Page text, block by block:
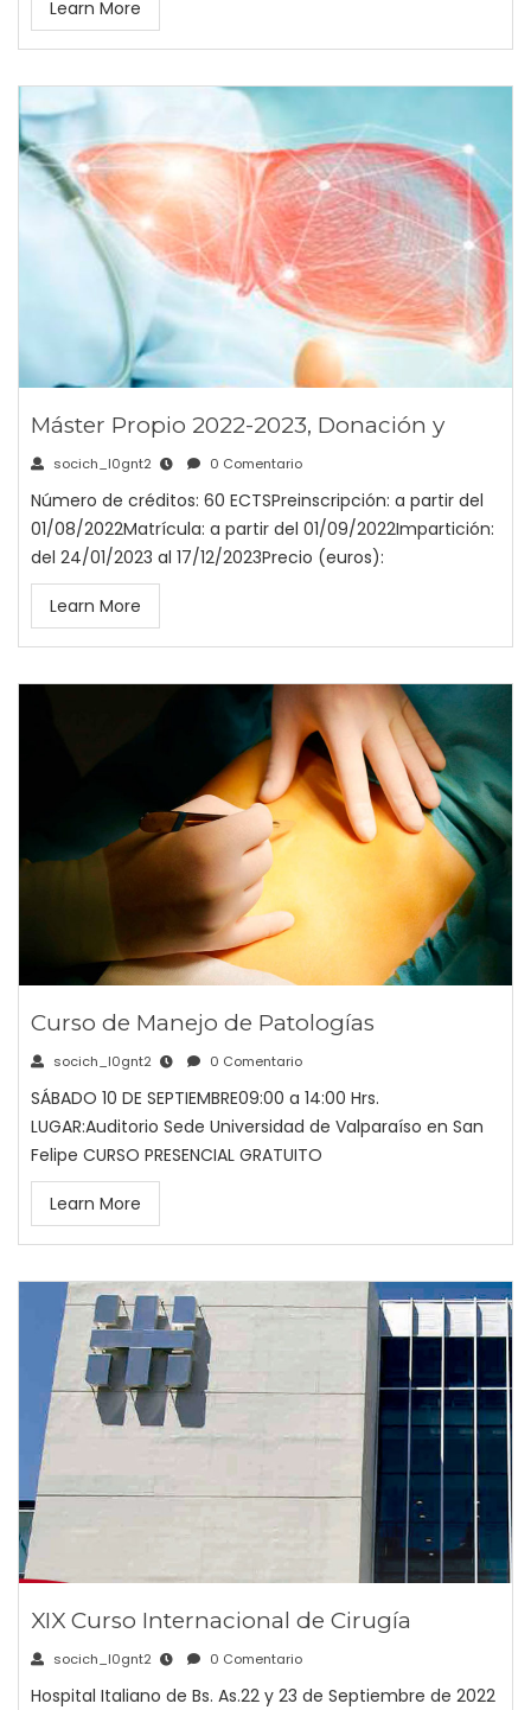
Learn More
Máster Propio 2022-2023, Donación y
socich_l0gnt2 0 Comentario
Número de créditos: 60 ECTSPreinscripción: a partir del
01/08/2022Matrícula: a partir del 01/09/2022Impartición:
del 24/01/2023 al 17/12/2023Precio (euros):
Learn More
Curso de Manejo de Patologías
socich_l0gnt2 0 Comentario
SÁBADO 10 DE SEPTIEMBRE09:00 a 14:00 Hrs.
LUGAR:Auditorio Sede Universidad de Valparaíso en San
Felipe CURSO PRESENCIAL GRATUITO
Learn More
XIX Curso Internacional de Cirugía
socich_l0gnt2 0 Comentario
Hospital Italiano de Bs. As.22 y 23 de Septiembre de 2022